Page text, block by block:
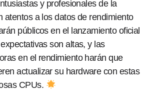
y profesionales de la
atentos a los datos de rendimiento
públicos en el lanzamiento oficial
son altas, y las
en el rendimiento harán que
actualizar su hardware con estas
CPUs.